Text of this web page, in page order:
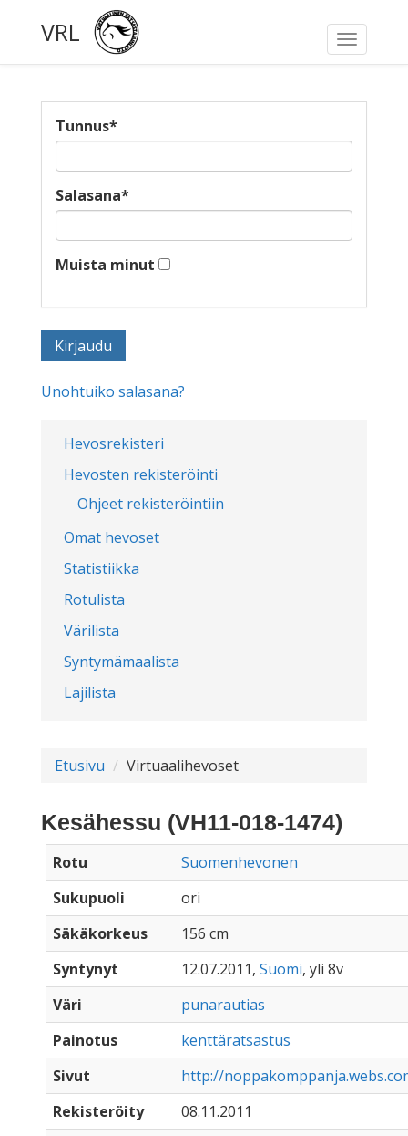
Toggle
VRL
Hevosrekisteri
Hevosten rekisteröinti
Ohjeet rekisteröintiin
Omat hevoset
Statistiikka
Rotulista
Värilista
Syntymämaalista
Lajilista
Tunnus*
Salasana*
Muista minut
Unohtuiko salasana?
Etusivu Virtuaalihevoset
Kesähessu (VH11-018-1474)
Rotu
Suomenhevonen
Sukupuoli
ori
Säkäkorkeus
156 cm
Syntynyt
12.07.2011, Suomi, yli 8v
Väri
punarautias
Painotus
kenttäratsastus
Sivut
http://
Rekisteröity
08.11.2011